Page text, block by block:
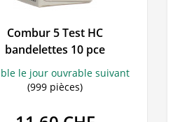
Combur 5 Test HC
bandelettes 10 pce
le jour ouvrable suivant
(999 pièces)